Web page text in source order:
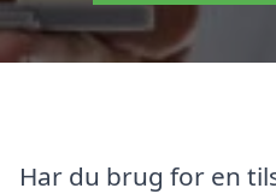
Har du brug for en